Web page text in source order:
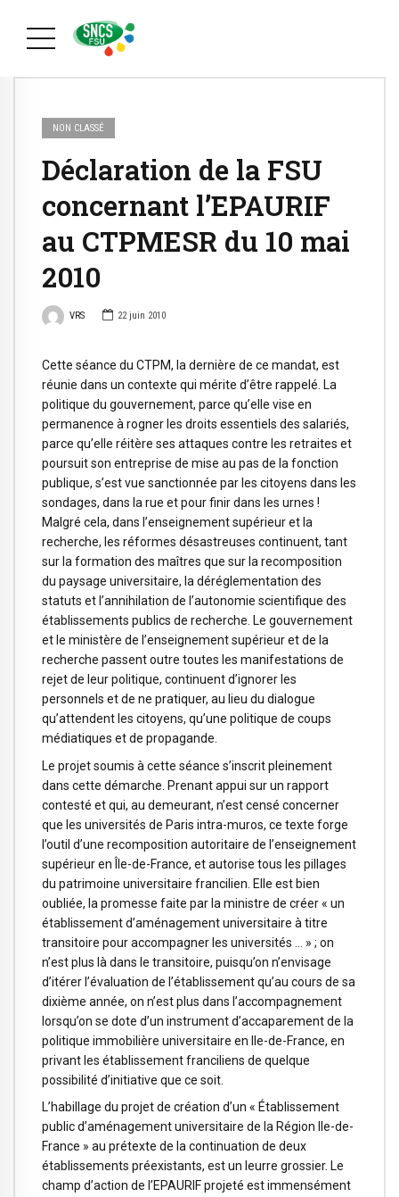
NON CLASSÉ
Déclaration de la FSU
concernant l’EPAURIF
au CTPMESR du 10 mai
2010
VRS 22 juin 2010
Cette séance du CTPM, la dernière de ce mandat, est
réunie dans un contexte qui mérite d’être rappelé. La
politique du gouvernement, parce qu’elle vise en
permanence à rogner les droits essentiels des salariés,
parce qu’elle réitère ses attaques contre les retraites et
poursuit son entreprise de mise au pas de la fonction
publique, s’est vue sanctionnée par les citoyens dans les
sondages, dans la rue et pour finir dans les urnes !
Malgré cela, dans l’enseignement supérieur et la
recherche, les réformes désastreuses continuent, tant
sur la formation des maîtres que sur la recomposition
du paysage universitaire, la déréglementation des
statuts et l’annihilation de l’autonomie scientifique des
établissements publics de recherche. Le gouvernement
et le ministère de l’enseignement supérieur et de la
recherche passent outre toutes les manifestations de
rejet de leur politique, continuent d’ignorer les
personnels et de ne pratiquer, au lieu du dialogue
qu’attendent les citoyens, qu’une politique de coups
médiatiques et de propagande.
Le projet soumis à cette séance s’inscrit pleinement
dans cette démarche. Prenant appui sur un rapport
contesté et qui, au demeurant, n’est censé concerner
que les universités de Paris intra-muros, ce texte forge
l’outil d’une recomposition autoritaire de l’enseignement
supérieur en Île-de-France, et autorise tous les pillages
du patrimoine universitaire francilien. Elle est bien
oubliée, la promesse faite par la ministre de créer « un
établissement d’aménagement universitaire à titre
transitoire pour accompagner les universités … » ; on
n’est plus là dans le transitoire, puisqu’on n’envisage
d’itérer l’évaluation de l’établissement qu’au cours de sa
dixième année, on n’est plus dans l’accompagnement
lorsqu’on se dote d’un instrument d’accaparement de la
politique immobilière universitaire en Ile-de-France, en
privant les établissement franciliens de quelque
possibilité d’initiative que ce soit.
L’habillage du projet de création d’un « Établissement
public d’aménagement universitaire de la Région Ile-de-
France » au prétexte de la continuation de deux
établissements préexistants, est un leurre grossier. Le
champ d’action de l’EPAURIF projeté est immensément